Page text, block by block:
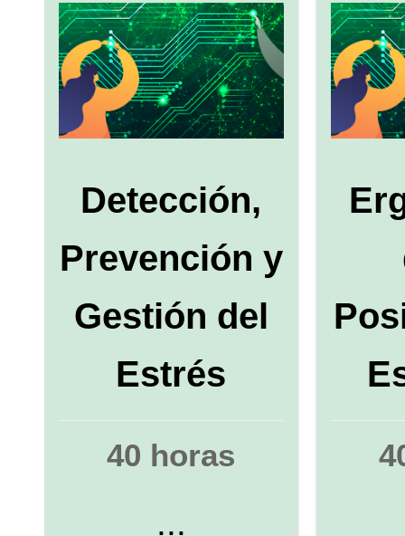
Detección,
Prevención y
Gestión del
Estrés
40 horas
...